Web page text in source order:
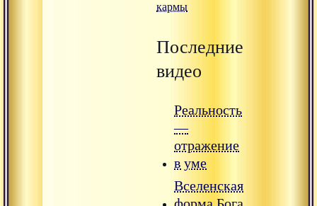
кармы
Последние
видео
Реальность
—
отражение
в уме
Вселенская